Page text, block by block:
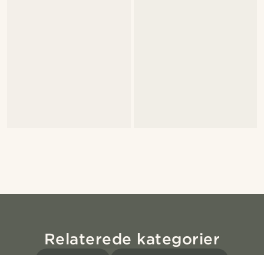
Relaterede kategorier